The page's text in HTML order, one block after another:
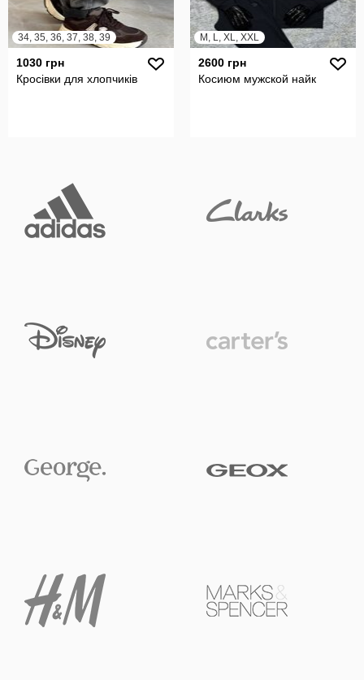
34, 35, 36, 37, 38, 39
1030 грн
Кросівки для хлопчиків
M, L, XL, XXL
2600 грн
Косиюм мужской найк